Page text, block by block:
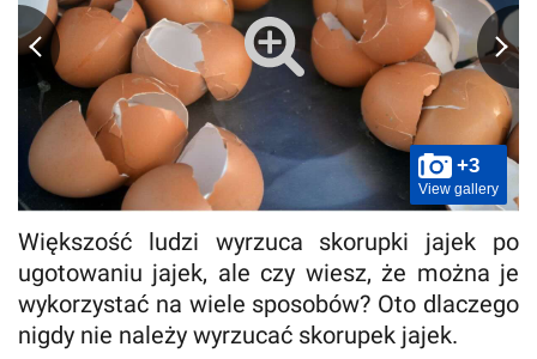
+3
View gallery
Większość ludzi wyrzuca skorupki jajek po
ugotowaniu jajek, ale czy wiesz, że można je
wykorzystać na wiele sposobów? Oto dlaczego
nigdy nie należy wyrzucać skorupek jajek.